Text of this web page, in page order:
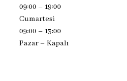
09:00 – 19:00
Cumartesi
09:00 – 13:00
Pazar – Kapalı